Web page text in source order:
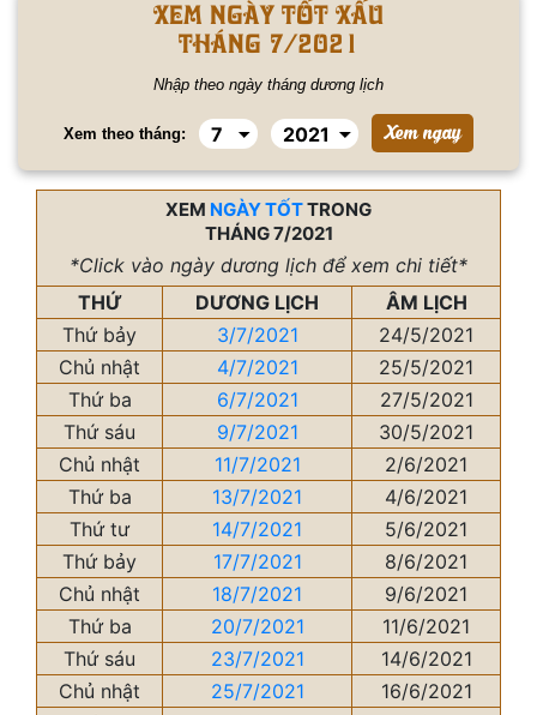
Xem ngày tốt xấu
tháng 7/2021
Nhập theo ngày tháng dương lịch
Xem theo tháng:
XEM NGÀY TỐTTRONG
THÁNG 7/2021
*Click vào ngày dương lịch để xem chi tiết*
THỨ
DƯƠNG LỊCH
ÂM LỊCH
Thứ bảy
3/7/2021
24/5/2021
Chủ nhật
4/7/2021
25/5/2021
Thứ ba
6/7/2021
27/5/2021
Thứ sáu
9/7/2021
30/5/2021
Chủ nhật
11/7/2021
2/6/2021
Thứ ba
13/7/2021
4/6/2021
Thứ tư
14/7/2021
5/6/2021
Thứ bảy
17/7/2021
8/6/2021
Chủ nhật
18/7/2021
9/6/2021
Thứ ba
20/7/2021
11/6/2021
Thứ sáu
23/7/2021
14/6/2021
Chủ nhật
25/7/2021
16/6/2021